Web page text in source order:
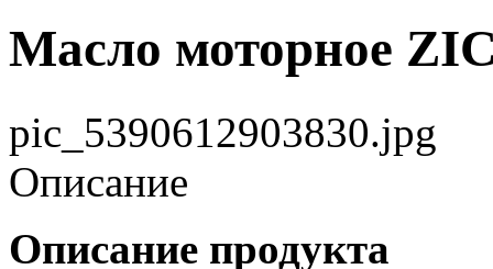
Масло моторное
pic_5390612903830.jpg
Описание
Описание продукта